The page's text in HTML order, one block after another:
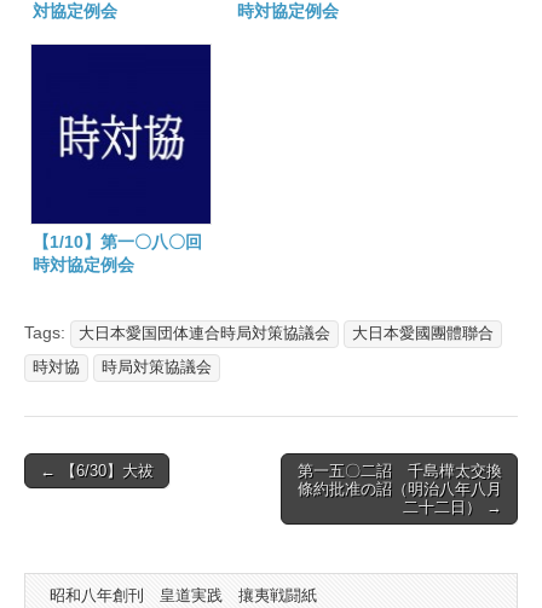
対協定例会
時対協定例会
【1/10】第一〇八〇回
時対協定例会
Tags: 大日本愛国団体連合時局対策協議会
大日本愛國團體聯合
時対協
時局対策協議会
Post
← 【6/30】大祓
第一五〇二詔 千島樺太交換
條約批准の詔（明治八年八月
二十二日） →
昭和八年創刊 皇道実践 攘夷戦闘紙